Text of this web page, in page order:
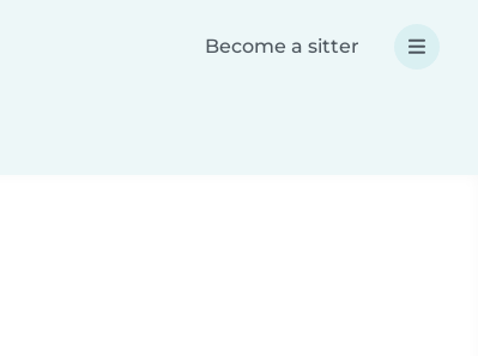
Become a sitter